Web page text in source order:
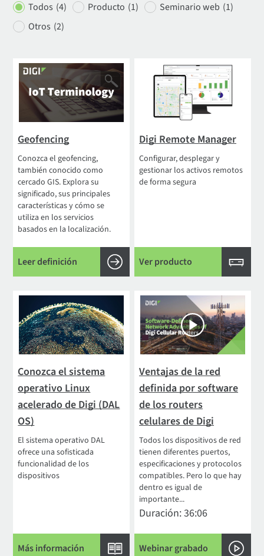
Todos (4) Producto (1) Seminario web (1)
Otros (2)
Geofencing
Conozca el geofencing,
también conocido como
cercado GIS. Explora su
significado, sus principales
características y cómo se
utiliza en los servicios
basados en la localización.
Leer definición
Digi Remote Manager
Configurar, desplegar y
gestionar los activos remotos
de forma segura
Ver producto
Conozca el sistema
operativo Linux
acelerado de Digi (DAL
OS)
El sistema operativo DAL
ofrece una sofisticada
funcionalidad de los
dispositivos
Más información
Ventajas de la red
definida por software
de los routers
celulares de Digi
Todos los dispositivos de red
tienen diferentes puertos,
especificaciones y protocolos
compatibles. Pero lo que hay
dentro es igual de
importante...
Duración: 36:06
Webinar grabado